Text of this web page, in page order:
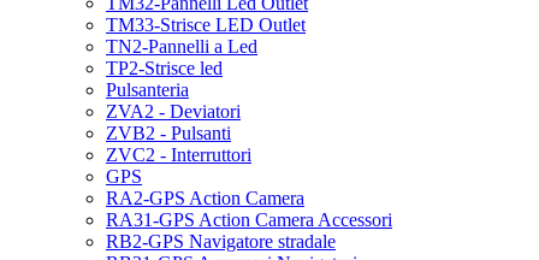
TM33-Strisce LED Outlet
TN2-Pannelli a Led
TP2-Strisce led
Pulsanteria
ZVA2 - Deviatori
ZVB2 - Pulsanti
ZVC2 - Interruttori
GPS
RA2-GPS Action Camera
RA31-GPS Action Camera Accessori
RB2-GPS Navigatore stradale